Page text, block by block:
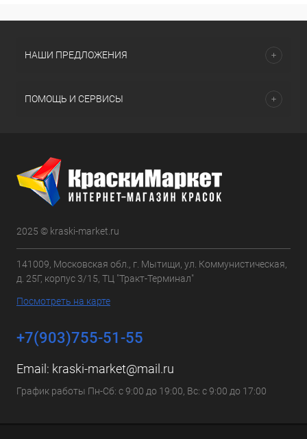
НАШИ ПРЕДЛОЖЕНИЯ
ПОМОЩЬ И СЕРВИСЫ
2025 © kraski-market.ru
141009, Московская обл., г. Мытищи, ул. Коммунистическая,
д. 25Г, корпус 3/15, ТЦ "Тракт-Терминал"
Посмотреть на карте
+7(903)755-51-55
Email: kraski-market@mail.ru
График работы Пн-Сб: с 9:00 до 19:00, Вс: с 9:00 до 17:00